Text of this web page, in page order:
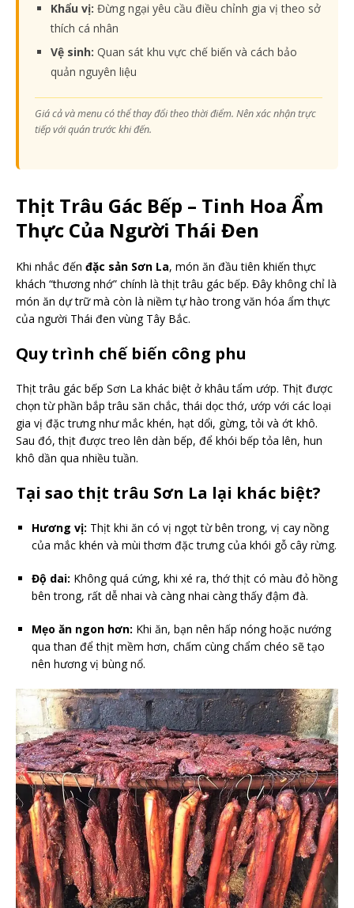
Khẩu vị: Đừng ngại yêu cầu điều chỉnh gia vị theo sở
thích cá nhân
Vệ sinh: Quan sát khu vực chế biến và cách bảo
quản nguyên liệu
Giá cả và menu có thể thay đổi theo thời điểm. Nên xác nhận trực
tiếp với quán trước khi đến.
Thịt Trâu Gác Bếp – Tinh Hoa Ẩm
Thực Của Người Thái Đen
Khi nhắc đến đặc sản Sơn La, món ăn đầu tiên khiến thực
khách “thương nhớ” chính là thịt trâu gác bếp. Đây không chỉ là
món ăn dự trữ mà còn là niềm tự hào trong văn hóa ẩm thực
của người Thái đen vùng Tây Bắc.
Quy trình chế biến công phu
Thịt trâu gác bếp Sơn La khác biệt ở khâu tẩm ướp. Thịt được
chọn từ phần bắp trâu săn chắc, thái dọc thớ, ướp với các loại
gia vị đặc trưng như mắc khén, hạt dổi, gừng, tỏi và ớt khô.
Sau đó, thịt được treo lên dàn bếp, để khói bếp tỏa lên, hun
khô dần qua nhiều tuần.
Tại sao thịt trâu Sơn La lại khác biệt?
Hương vị: Thịt khi ăn có vị ngọt từ bên trong, vị cay nồng
của mắc khén và mùi thơm đặc trưng của khói gỗ cây rừng.
Độ dai: Không quá cứng, khi xé ra, thớ thịt có màu đỏ hồng
bên trong, rất dễ nhai và càng nhai càng thấy đậm đà.
Mẹo ăn ngon hơn: Khi ăn, bạn nên hấp nóng hoặc nướng
qua than để thịt mềm hơn, chấm cùng chẩm chéo sẽ tạo
nên hương vị bùng nổ.